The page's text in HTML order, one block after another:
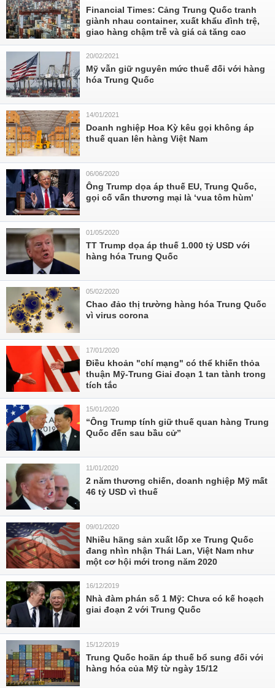
Financial Times: Cảng Trung Quốc tranh
giành nhau container, xuất khẩu đình trệ,
giao hàng chậm trễ và giá cả tăng cao
20/02/2021
Mỹ vẫn giữ nguyên mức thuế đối với hàng
hóa Trung Quốc
14/01/2021
Doanh nghiệp Hoa Kỳ kêu gọi không áp
thuế quan lên hàng Việt Nam
06/06/2020
Ông Trump dọa áp thuế EU, Trung Quốc,
gọi cố vấn thương mại là ‘vua tôm hùm’
01/05/2020
TT Trump dọa áp thuế 1.000 tỷ USD với
hàng hóa Trung Quốc
05/02/2020
Chao đảo thị trường hàng hóa Trung Quốc
vì virus corona
17/01/2020
Điều khoản "chí mạng" có thể khiến thỏa
thuận Mỹ-Trung Giai đoạn 1 tan tành trong
tích tắc
15/01/2020
“Ông Trump tính giữ thuế quan hàng Trung
Quốc đến sau bầu cử”
11/01/2020
2 năm thương chiến, doanh nghiệp Mỹ mất
46 tỷ USD vì thuế
09/01/2020
Nhiều hãng sản xuất lốp xe Trung Quốc
đang nhìn nhận Thái Lan, Việt Nam như
một cơ hội mới trong năm 2020
16/12/2019
Nhà đàm phán số 1 Mỹ: Chưa có kế hoạch
giai đoạn 2 với Trung Quốc
15/12/2019
Trung Quốc hoãn áp thuế bổ sung đối với
hàng hóa của Mỹ từ ngày 15/12